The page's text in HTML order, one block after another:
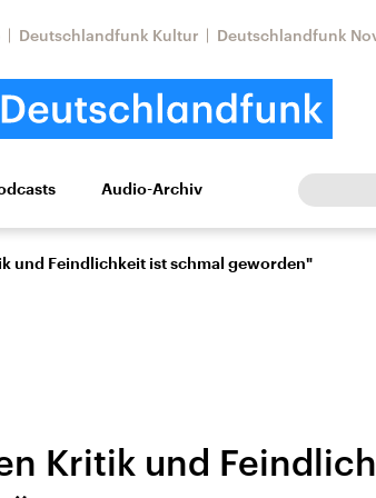
Deutschlandfunk Kultur Deutschlandfunk
Kultur Europa
Nahostkonflikt
Iran
Audio-Archiv
und Feindlichkeit ist schmal geworden"
Kritik und